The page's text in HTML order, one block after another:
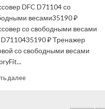
DFC D71104 со
весами35190 ₽
со свободными весами
D7110435190 ₽ Тренажер
со свободными весами
далееПрочитать